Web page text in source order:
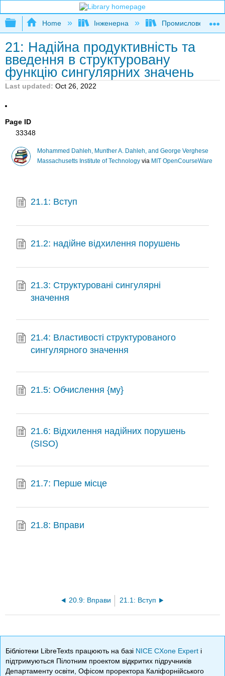
Expand/collapse global hierarchy
Home Інженерна Промислове та
21: Надійна продуктивність та
введення в структуровану
функцію сингулярних значень
Last updated Oct 26, 2022
Page ID
33348
Mohammed Dahleh, Munther A. Dahleh, and George Verghese
Massachusetts Institute of Technologyvia MIT OpenCourseWare
21.1: Вступ
21.2: надійне відхилення порушень
21.3: Структуровані сингулярні
значення
21.4: Властивості структурованого
сингулярного значення
21.5: Обчислення {му}
21.6: Відхилення надійних порушень
(SISO)
21.7: Перше місце
21.8: Вправи
20.9: Вправи 21.1: Вступ
Бібліотеки LibreTexts працюють на базі NICE CXone Expert і
підтримуються Пілотним проектом відкритих підручників
Департаменту освіти, Офісом проректора Каліфорнійського